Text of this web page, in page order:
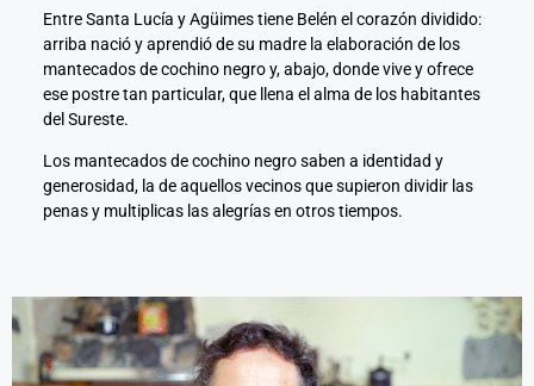
Entre Santa Lucía y Agüimes tiene Belén el corazón dividido:
arriba nació y aprendió de su madre la elaboración de los
mantecados de cochino negro y, abajo, donde vive y ofrece
ese postre tan particular, que llena el alma de los habitantes
del Sureste.
Los mantecados de cochino negro saben a identidad y
generosidad, la de aquellos vecinos que supieron dividir las
penas y multiplicas las alegrías en otros tiempos.